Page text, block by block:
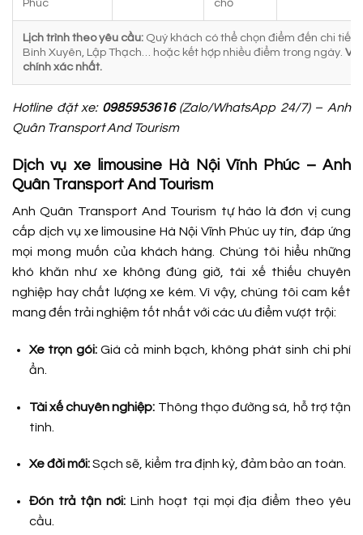
Phúc
chỗ
Lịch trình theo yêu cầu: Quý khách có thể chọn điểm đến chi tiết
Bình Xuyên, Lập Thạch… hoặc kết hợp nhiều điểm trong ngày.
chính xác nhất.
Hotline đặt xe: 0985953616(Zalo/WhatsApp 24/7) – Anh
Quân Transport And Tourism
Dịch vụ xe limousine Hà Nội Vĩnh Phúc – Anh
Quân Transport And Tourism
Anh Quân Transport And Tourism tự hào là đơn vị cung
cấp dịch vụ xe limousine Hà Nội Vĩnh Phúc uy tín, đáp ứng
mọi mong muốn của khách hàng. Chúng tôi hiểu những
khó khăn như xe không đúng giờ, tài xế thiếu chuyên
nghiệp hay chất lượng xe kém. Vì vậy, chúng tôi cam kết
mang đến trải nghiệm tốt nhất với các ưu điểm vượt trội:
Xe trọn gói:Giá cả minh bạch, không phát sinh chi phí
ẩn.
Tài xế chuyên nghiệp: Thông thạo đường sá, hỗ trợ tận
tình.
Xe đời mới:Sạch sẽ, kiểm tra định kỳ, đảm bảo an toàn.
Đón trả tận nơi: Linh hoạt tại mọi địa điểm theo yêu
cầu.